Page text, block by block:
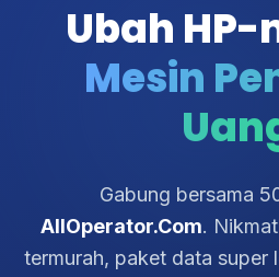
Ubah
Mesin
Gabung bersama
AllOperator.Com.
termurah, paket data super